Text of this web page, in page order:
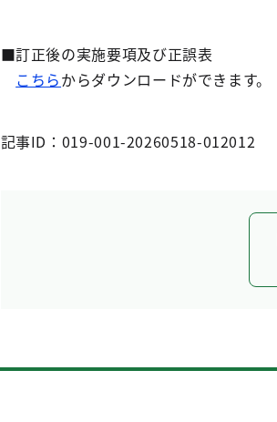
■訂正後の実施要項及び正誤表
こちらからダウンロードができます。
記事ID：019-001-20260518-012012